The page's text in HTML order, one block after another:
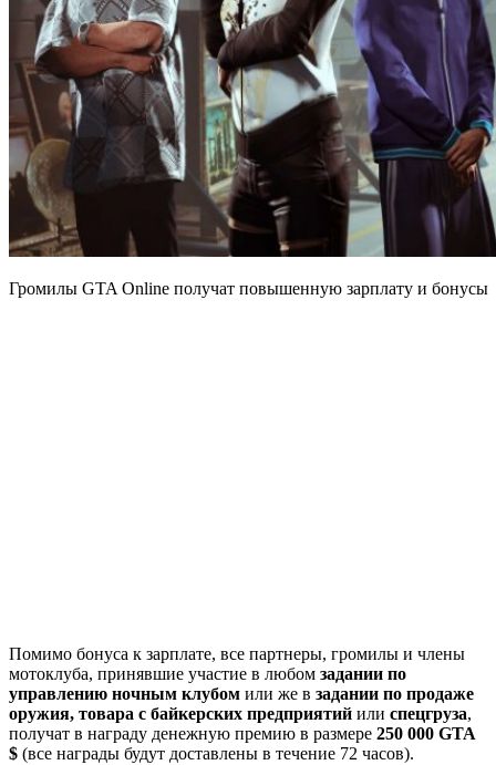
Громилы GTA Online получат повышенную зарплату и бонусы
Помимо бонуса к зарплате, все партнеры, громилы и члены
мотоклуба, принявшие участие в любом задании по
управлению ночным клубом или же в задании по продаже
оружия, товара с байкерских предприятий или спецгруза,
получат в награду денежную премию в размере 250 000 GTA
$ (все награды будут доставлены в течение 72 часов).